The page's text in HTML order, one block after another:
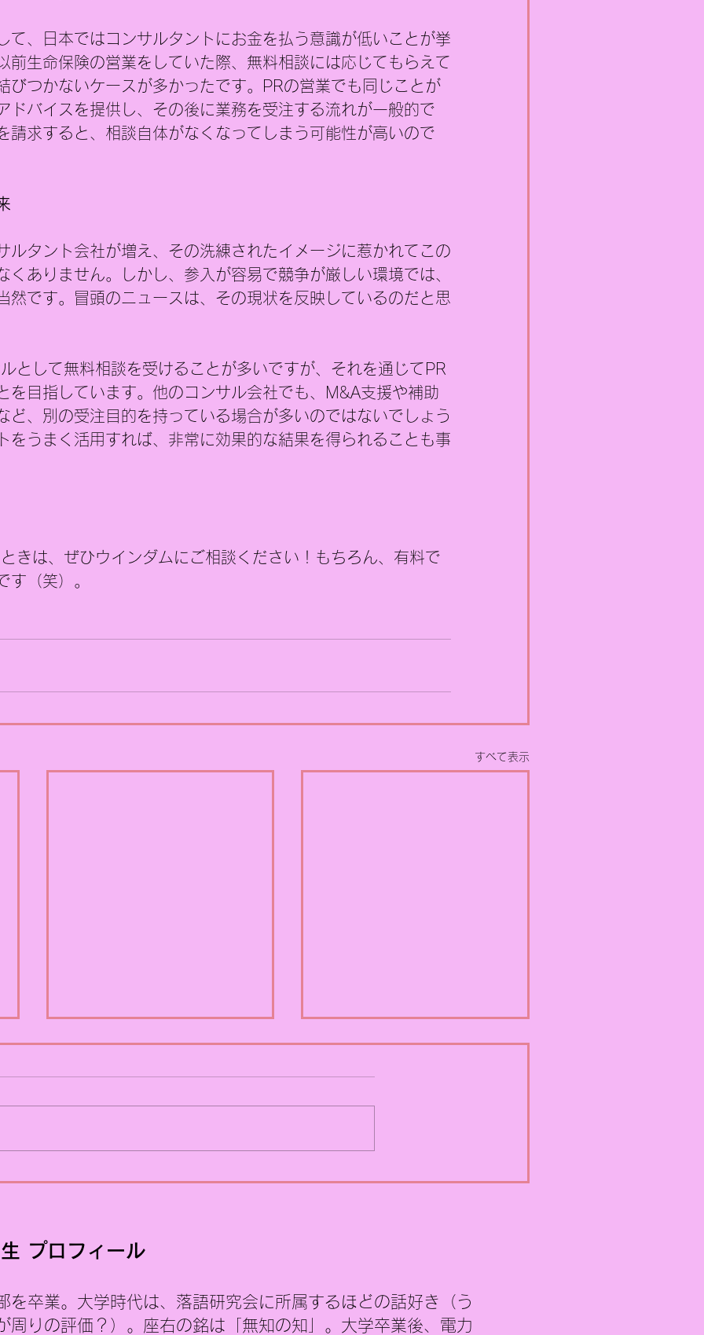
て、日本ではコンサルタントにお金を払う意識が低いことが挙
前生命保険の営業をしていた際、無料相談には応じてもらえて
びつかないケースが多かったです。PRの営業でも同じことが
ドバイスを提供し、その後に業務を受注する流れが一般的で
請求すると、相談自体がなくなってしまう可能性が高いので
ルタント会社が増え、その洗練されたイメージに惹かれてこの
くありません。しかし、参入が容易で競争が厳しい環境では、
然です。冒頭のニュースは、その現状を反映しているのだと思
として無料相談を受けることが多いですが、それを通じてPR
を目指しています。他のコンサル会社でも、M&A支援や補助
ど、別の受注目的を持っている場合が多いのではないでしょう
をうまく活用すれば、非常に効果的な結果を得られることも事
きは、ぜひウインダムにご相談ください！もちろん、有料で
す（笑）。
すべて表示
あまり得意ではありません
PRです。 そのため、「美術展の
子どもの頃から絵を描くことが
高校では美術ではなく音楽を選
択しました。 もちろん絵も上手
うすればいいのか
ては、4月15日のコラムで一応
のPRを任されたらどうするかと
いう視点で、あえて具体的な企
プロフィール
を卒業。大学時代は、落語研究会に所属するほどの話好き（う
周りの評価？）。座右の銘は「無知の知」。大学卒業後、電力